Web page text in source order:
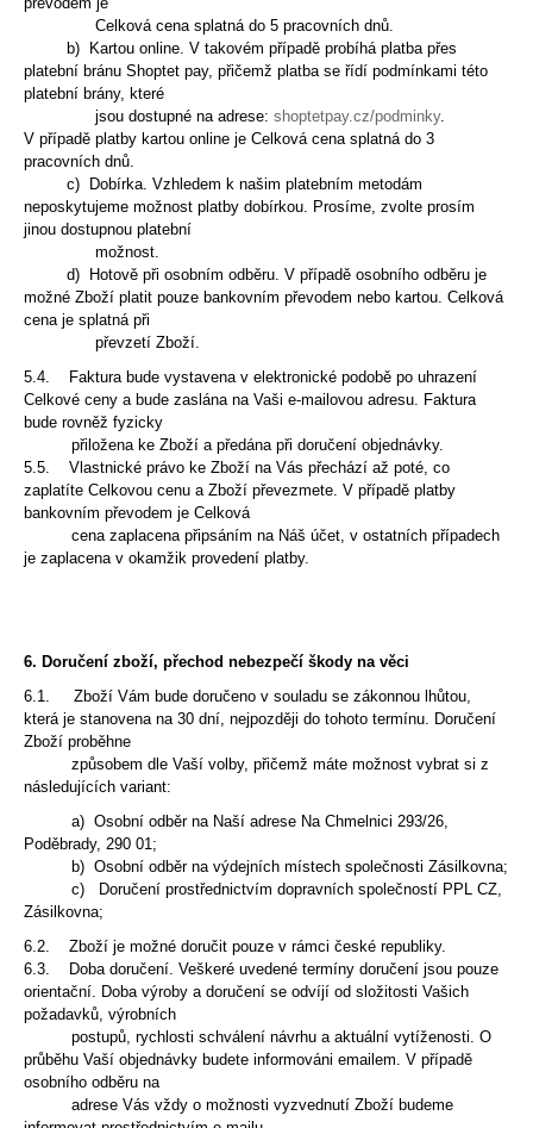
Celková cena splatná do 5 pracovních dnů.
b) Kartou online. V takovém případě probíhá platba přes
platební bránu Shoptet pay, přičemž platba se řídí podmínkami této
platební brány, které
jsou dostupné na adrese: shoptetpay.cz/podminky.
V případě platby kartou online je Celková cena splatná do 3
pracovních dnů.
c) Dobírka. Vzhledem k našim platebním metodám
neposkytujeme možnost platby dobírkou. Prosíme, zvolte prosím
jinou dostupnou platební
možnost.
d) Hotově při osobním odběru. V případě osobního odběru je
možné Zboží platit pouze bankovním převodem nebo kartou. Celková
cena je splatná při
převzetí Zboží.
5.4. Faktura bude vystavena v elektronické podobě po uhrazení
Celkové ceny a bude zaslána na Vaši e-mailovou adresu. Faktura
bude rovněž fyzicky
přiložena ke Zboží a předána při doručení objednávky.
5.5. Vlastnické právo ke Zboží na Vás přechází až poté, co
zaplatíte Celkovou cenu a Zboží převezmete. V případě platby
bankovním převodem je Celková
cena zaplacena připsáním na Náš účet, v ostatních případech
je zaplacena v okamžik provedení platby.
6. Doručení zboží, přechod nebezpečí škody na věci
6.1. Zboží Vám bude doručeno v souladu se zákonnou lhůtou,
která je stanovena na 30 dní, nejpozději do tohoto termínu. Doručení
Zboží proběhne
způsobem dle Vaší volby, přičemž máte možnost vybrat si z
následujících variant:
a) Osobní odběr na Naší adrese Na Chmelnici 293/26,
Poděbrady, 290 01;
b) Osobní odběr na výdejních místech společnosti Zásilkovna;
c) Doručení prostřednictvím dopravních společností PPL CZ,
Zásilkovna;
6.2. Zboží je možné doručit pouze v rámci české republiky.
6.3. Doba doručení. Veškeré uvedené termíny doručení jsou pouze
orientační. Doba výroby a doručení se odvíjí od složitosti Vašich
požadavků, výrobních
postupů, rychlosti schválení návrhu a aktuální vytíženosti. O
průběhu Vaší objednávky budete informováni emailem. V případě
osobního odběru na
adrese Vás vždy o možnosti vyzvednutí Zboží budeme